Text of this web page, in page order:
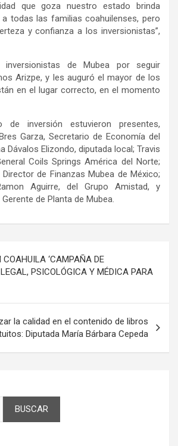
que goza nuestro estado brinda
todas las familias coahuilenses, pero
y confianza a los inversionistas”,
de Mubea por seguir
Arizpe, y les auguró el mayor de los
en el lugar correcto, en el momento
de inversión estuvieron presentes,
Garza, Secretario de Economía del
Dávalos Elizondo, diputada local; Travis
Coils Springs América del Norte;
Director de Finanzas Mubea de México;
Aguirre, del Grupo Amistad, y
de Planta de Mubea.
‘CAMPAÑA DE
PSICOLÓGICA Y MÉDICA PARA
la calidad en el contenido de libros
Diputada María Bárbara Cepeda
BUSCAR